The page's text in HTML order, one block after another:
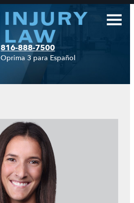
816-888-7500
Oprima 3 para Español